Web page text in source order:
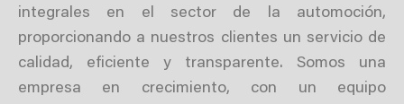
integrales en el sector de la automoción,
proporcionando a nuestros clientes un servicio de
calidad, eficiente y transparente. Somos una
empresa en crecimiento, con un equipo